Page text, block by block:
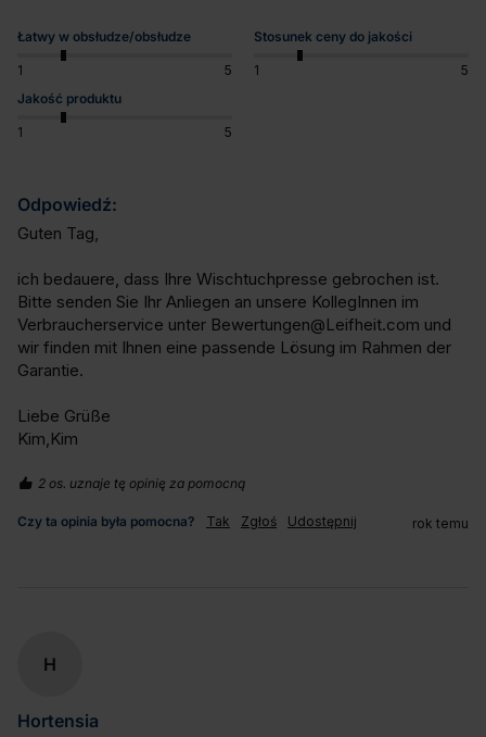
Łatwy w obsłudze/obsłudze
1 5
Stosunek ceny do jakości
1
5
Jakość produktu
1 5
Odpowiedź:
Guten Tag,
ich bedauere, dass Ihre Wischtuchpresse gebrochen ist.
Bitte senden Sie Ihr Anliegen an unsere KollegInnen im
Verbraucherservice unter Bewertungen@Leifheit.com und
wir finden mit Ihnen eine passende Lösung im Rahmen der
Garantie.
Liebe Grüße
Kim,Kim
2 os. uznaje tę opinię za pomocną
Czy ta opinia była pomocna? Tak Zgłoś Udostępnij rok temu
H
Hortensia